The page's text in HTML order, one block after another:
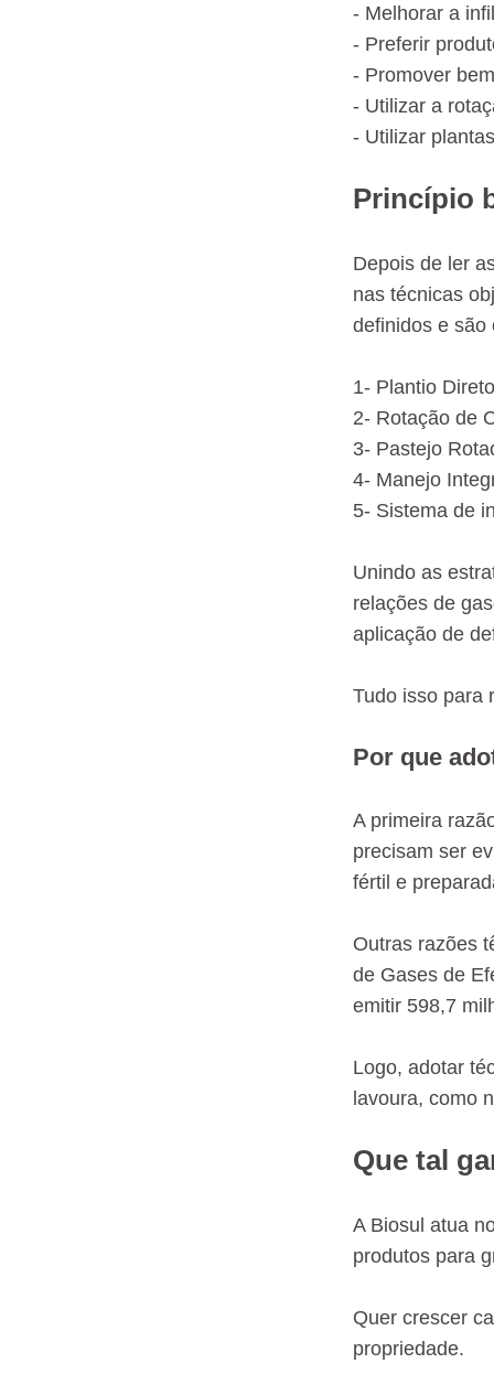
- Melhorar a
- Preferir
- Promover
- Utilizar a
- Utilizar
Princípio
Depois de ler
nas técnicas
definidos e são
1- Plantio
2- Rotação de
3- Pastejo
4- Manejo
5- Sistema de
Unindo as
relações de
aplicação de
Tudo isso para
Por que
A primeira
precisam ser
fértil e
Outras razões
de Gases de
emitir 598,7
Logo, adotar
lavoura, como
Que tal
A Biosul atua
produtos para
Quer crescer
propriedade.